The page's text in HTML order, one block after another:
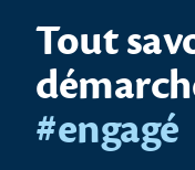
Tout
#engagé